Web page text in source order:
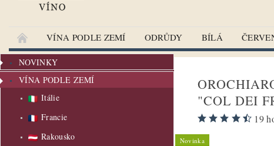
VÍNA PODLE ZEMÍ ODRŮDY BÍLÁ
NOVINKY
VÍNA PODLE ZEMÍ
Itálie
Francie
Rakousko
"COL DEI
19
Novinka